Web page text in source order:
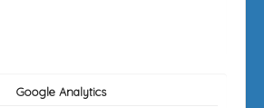
Google Analytics